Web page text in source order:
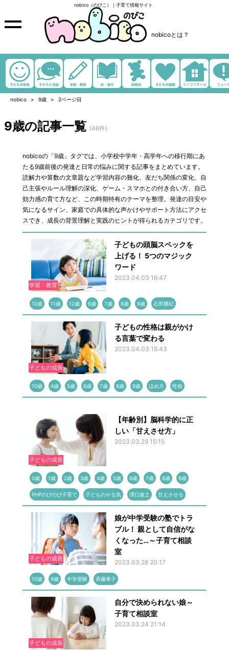
nobico（のびこ）｜子育て情報サイト
nobicoとは？
nobico 9歳 2ページ目
9歳の記事一覧 (46件)
nobicoの「9歳」タグでは、小学校中学年・高学年への移行期にあ
たる9歳前後の発達と日常の悩みに関する記事をまとめています。
読解力や算数の文章題など学習内容の難化、友だち関係の変化、自
己主張やルール理解の深化、ゲーム・スマホとの付き合い方、自己
効力感の育て方など、この時期特有のテーマを整理。発達の目安や
気になるサイン、家庭での具体的な声かけやサポート方法にアクセ
スでき、成長の背景理解と実践のヒントが得られるカテゴリです。
学習・教育
子どもの頭脳スペックを
上げる！ 5つのマジック
ワード
2023.04.03 16:47
10歳 11歳 12歳 6歳 7歳 8歳 9歳 石田勝紀
子どもの成長
子どもの性格は親がかけ
る言葉で変わる
2023.04.03 16:43
10歳 4歳 5歳 6歳 7歳 8歳 9歳 ほめ方 性格
子どもの成長
【年齢別】脳科学的に正
しい「甘えさせ方」
2023.03.29 15:15
0歳 1歳 2歳 3歳 4歳 5歳 6歳 7歳 8歳 9歳
PHPのびのび子育て 子どものやる気 澤口俊之 甘えさせる
子どもの成長
娘が中学受験の塾でトラ
ブル！ 親として自信がな
くなった…～子育て相談
室
2023.03.28 20:17
10歳 9歳 中学受験 斉藤孝子
子どもの成長
自分で決められない娘～
子育て相談室
2023.03.24 21:14